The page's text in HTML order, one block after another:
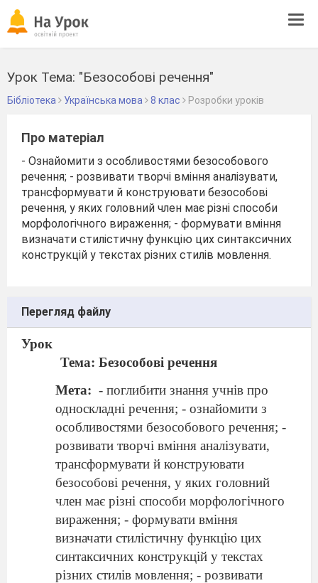
Урок Тема: "Безособові речення"
Бібліотека Українська мова 8 клас Розробки уроків
Про матеріал
- Ознайомити з особливостями безособового
речення; - розвивати творчі вміння аналізувати,
трансформувати й конструювати безособові
речення, у яких головний член має різні способи
морфологічного вираження; - формувати вміння
визначати стилістичну функцію цих синтаксичних
конструкцій у текстах різних стилів мовлення.
Перегляд файлу
Урок
Тема: Безособові речення
Мета: - поглибити знання учнів про
односкладні речення; - ознайомити з
особливостями безособового речення; -
розвивати творчі вміння аналізувати,
трансформувати й конструювати
безособові речення, у яких головний
член має різні способи морфологічного
вираження; - формувати вміння
визначати стилістичну функцію цих
синтаксичних конструкцій у текстах
різних стилів мовлення; - розвивати